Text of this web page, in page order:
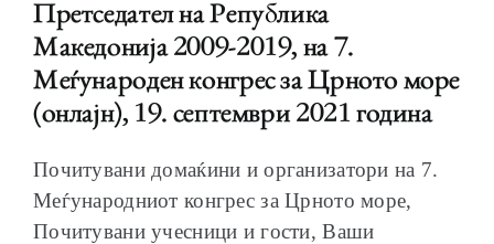
Претседател на Република
Македонија 2009-2019, на 7.
Меѓународен конгрес за Црното море
(онлајн), 19. септември 2021 година
Почитувани домаќини и организатори на 7.
Меѓународниот конгрес за Црното море,
Почитувани учесници и гости, Ваши